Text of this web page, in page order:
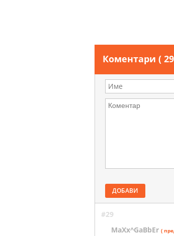
Коментари (
ДОБАВИ
#29
MaXx^GaBbEr (